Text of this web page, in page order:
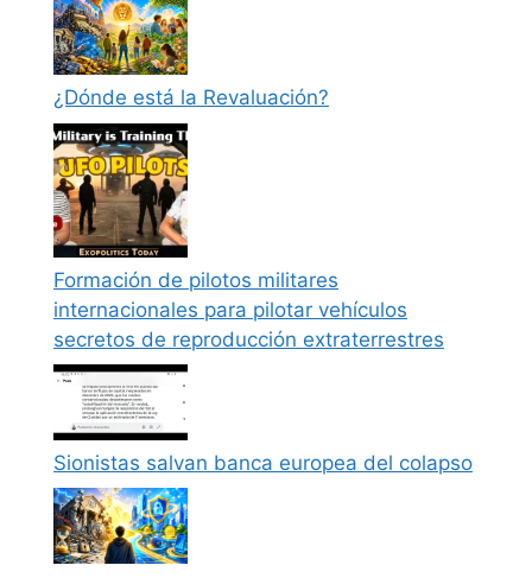
¿Dónde está la Revaluación?
Formación de pilotos militares
internacionales para pilotar vehículos
secretos de reproducción extraterrestres
Sionistas salvan banca europea del colapso